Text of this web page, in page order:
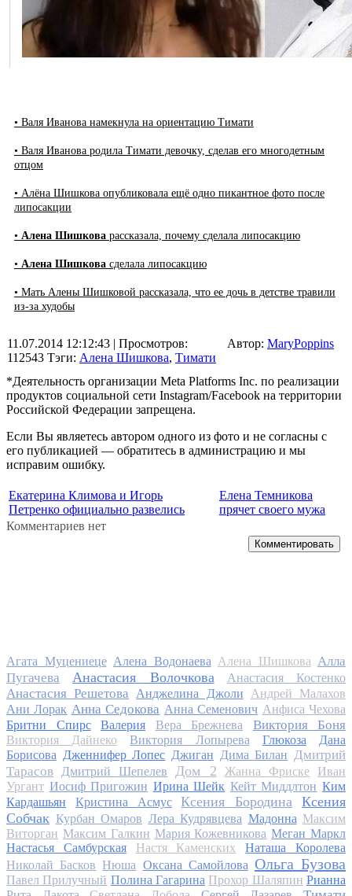
• Валя Иванова намекнула на ориентацию Тимати
• Валя Иванова родила Тимати девочку, сделав его многодетным
отцом
• Алёна Шишкова опубликовала ещё одно пикантное фото после
липосакции
• Алена Шишкова рассказала, почему сделала липосакцию
• Алена Шишкова сделала липосакцию
• Мать Алены Шишковой рассказала, что ее дочь в детстве травили
из-за худобы
11.07.2014 12:12:43 | Просмотров:
112543 Тэги: Алена Шишкова, Тимати
Автор: MaryPoppins
*Деятельность организации Meta Platforms Inc. по реализации
продуктов социальной сети Instagram/Facebook на территории
Российской Федерации запрещена.
Если Вы являетесь автором одного из фото и не согласны с
его публикацией — обратитесь в администрацию и мы
исправим ошибку.
Екатерина Климова и Игорь
Петренко официально развелись
Елена Темникова
прячет своего мужа
Комментариев нет
Комментировать
Агата Муцениеце Алена Водонаева Алена Шишкова Алла
Пугачева
Анастасия Волочкова Анастасия Костенко
Анастасия Решетова Анджелина Джоли
Андрей Малахов
Ани Лорак Анна Седокова Анна Семенович Анфиса Чехова
Бритни Спирс
Валерия Вера Брежнева Виктория Боня
Виктория Дайнеко Виктория Лопырева Глюкоза
Дана
Борисова Дженнифер Лопес Джиган Дима Билан Дмитрий
Тарасов
Дмитрий Шепелев Дом 2 Жанна Фриске
Иван
Ургант Иосиф Пригожин Ирина Шейк Кейт Миддлтон Ким
Кардашьян
Кристина Асмус Ксения Бородина
Ксения
Собчак Курбан Омаров Лера Кудрявцева Мадонна Максим
Виторган Максим Галкин Мария Кожевникова Меган Маркл
Настасья Самбурская
Настя Каменских
Наташа Королева
Николай Басков Нюша Оксана Самойлова Ольга Бузова
Павел Прилучный Полина Гагарина Прохор Шаляпин Рианна